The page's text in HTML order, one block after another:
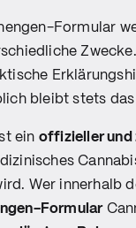
Formular
bleibt stets
ein offizieller und
Wer innerhalb
Formular